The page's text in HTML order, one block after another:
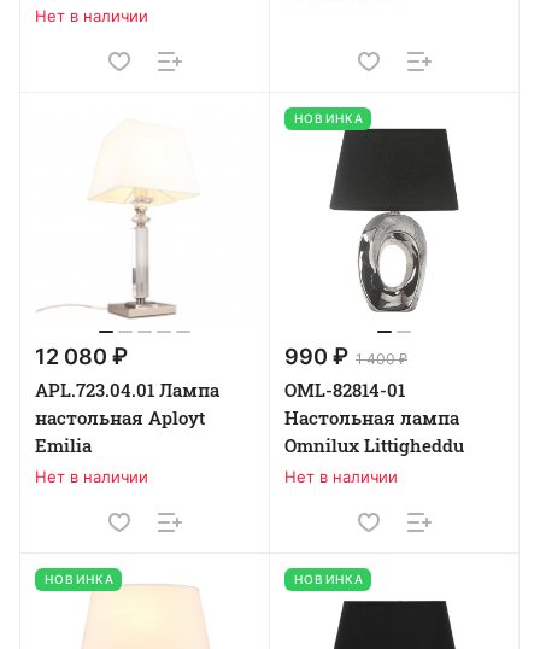
Нет в наличии
12 080 ₽
APL.723.04.01 Лампа
настольная Aployt
Emilia
Нет в наличии
НОВИНКА
990 ₽ 1 400 ₽
OML-82814-01
Настольная лампа
Omnilux Littigheddu
Нет в наличии
НОВИНКА НОВИНКА